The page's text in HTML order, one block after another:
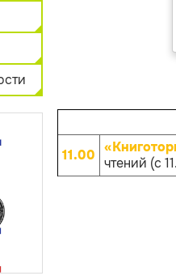
11.00 чтений (с